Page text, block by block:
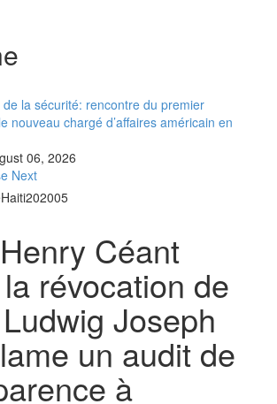
la sécurité: rencontre du premier
nouveau chargé d’affaires américain en
06, 2026
Next
Céant
révocation de
Joseph
un audit de
à